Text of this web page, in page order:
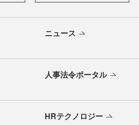
ニュース
人事法令ポータル
HRテクノロジー